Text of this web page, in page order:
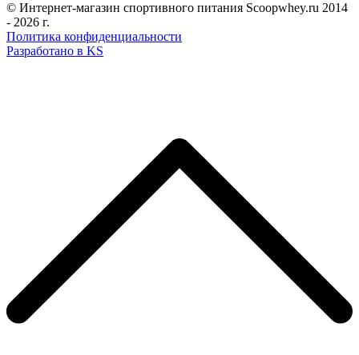
© Интернет-магазин спортивного питания Scoopwhey.ru 2014
- 2026 г.
Политика конфиденциальности
Разработано в KS